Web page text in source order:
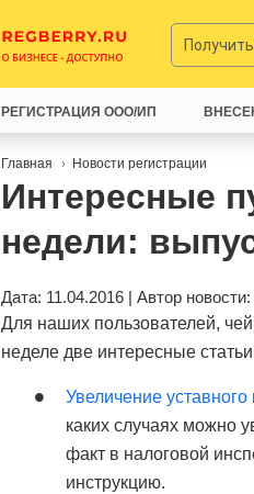
Главная Новости регистрации
Интересные
недели:
Дата: 11.04.2016 | Автор новости:
Для наших пользователей,
неделе две интересные
Увеличение
каких случаях можно
факт в налоговой
инструкцию.
РЕГИСТРАЦИЯ ООО/ИП